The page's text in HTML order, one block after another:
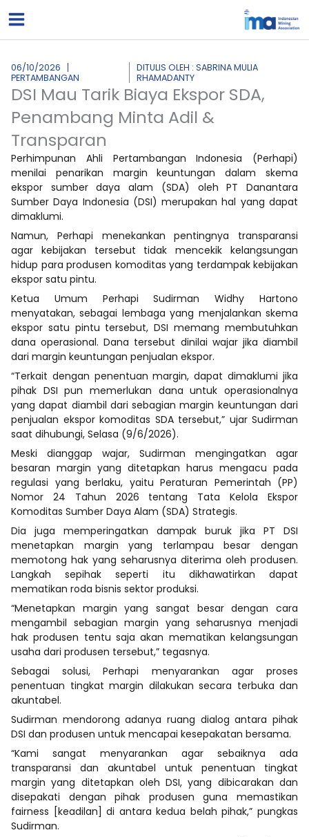
ke
06/10/2026
PERTAMBANGAN
DITULIS OLEH : SABRINA MULIA
RHAMADANTY
DSI Mau Tarik Biaya Ekspor SDA,
Penambang Minta Adil &
Transparan
Perhimpunan Ahli Pertambangan Indonesia (Perhapi)
menilai penarikan margin keuntungan dalam skema
ekspor sumber daya alam (SDA) oleh PT Danantara
Sumber Daya Indonesia (DSI) merupakan hal yang dapat
dimaklumi.
Namun, Perhapi menekankan pentingnya transparansi
agar kebijakan tersebut tidak mencekik kelangsungan
hidup para produsen komoditas yang terdampak kebijakan
ekspor satu pintu.
Ketua Umum Perhapi Sudirman Widhy Hartono
menyatakan, sebagai lembaga yang menjalankan skema
ekspor satu pintu tersebut, DSI memang membutuhkan
dana operasional. Dana tersebut dinilai wajar jika diambil
dari margin keuntungan penjualan ekspor.
“Terkait dengan penentuan margin, dapat dimaklumi jika
pihak DSI pun memerlukan dana untuk operasionalnya
yang dapat diambil dari sebagian margin keuntungan dari
penjualan ekspor komoditas SDA tersebut,” ujar Sudirman
saat dihubungi, Selasa (9/6/2026).
Meski dianggap wajar, Sudirman mengingatkan agar
besaran margin yang ditetapkan harus mengacu pada
regulasi yang berlaku, yaitu Peraturan Pemerintah (PP)
Nomor 24 Tahun 2026 tentang Tata Kelola Ekspor
Komoditas Sumber Daya Alam (SDA) Strategis.
Dia juga memperingatkan dampak buruk jika PT DSI
menetapkan margin yang terlampau besar dengan
memotong hak yang seharusnya diterima oleh produsen.
Langkah sepihak seperti itu dikhawatirkan dapat
mematikan roda bisnis sektor produksi.
“Menetapkan margin yang sangat besar dengan cara
mengambil sebagian margin yang seharusnya menjadi
hak produsen tentu saja akan mematikan kelangsungan
usaha dari produsen tersebut,” tegasnya.
Sebagai solusi, Perhapi menyarankan agar proses
penentuan tingkat margin dilakukan secara terbuka dan
akuntabel.
Sudirman mendorong adanya ruang dialog antara pihak
DSI dan produsen untuk mencapai kesepakatan bersama.
“Kami sangat menyarankan agar sebaiknya ada
transparansi dan akuntabel untuk penentuan tingkat
margin yang ditetapkan oleh DSI, yang dibicarakan dan
disepakati dengan pihak produsen guna memastikan
fairness [keadilan] di antara kedua belah pihak,” pungkas
Sudirman.